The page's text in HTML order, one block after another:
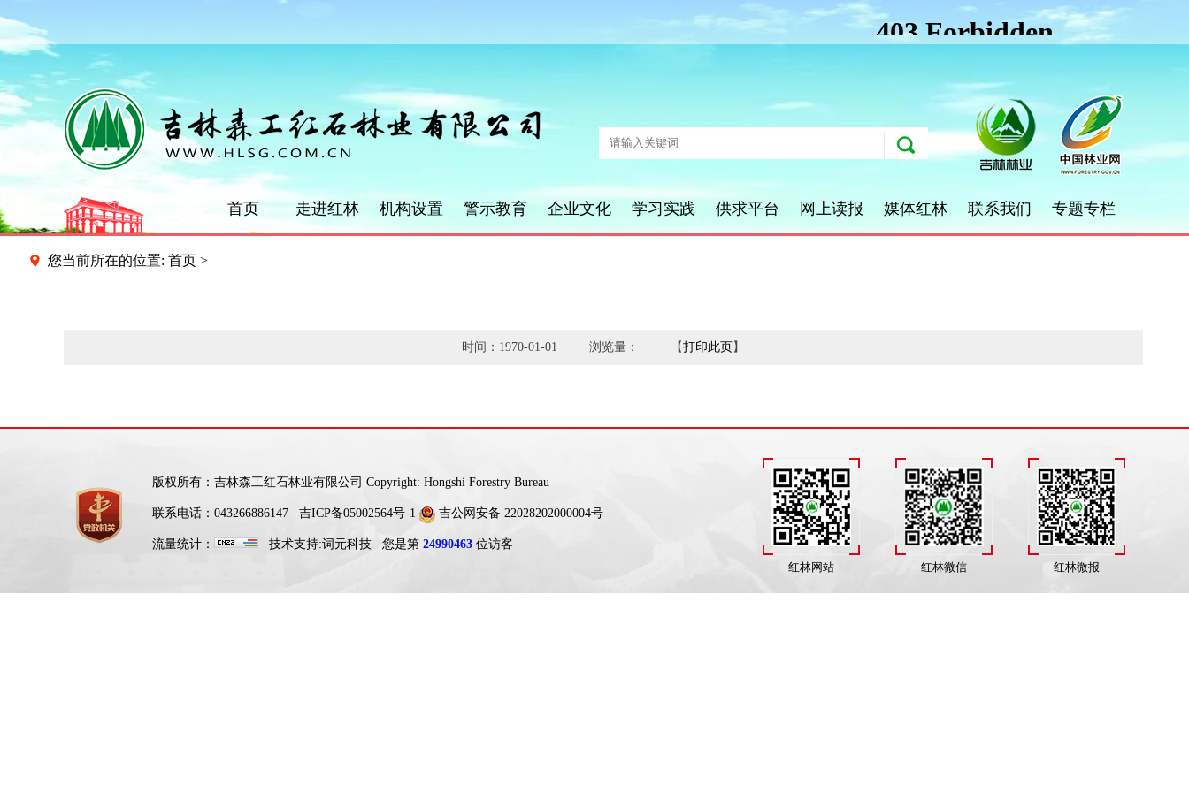
首页 走进红林 机构设置 警示教育 企业文化 学习实践 供求平台 网上读报 媒体红林 联系我们 专题专栏
您当前所在的位置: 首页 >
时间：1970-01-01 浏览量： 【打印此页 】
版权所有：吉林森工红石林业有限公司 Copyright: Hongshi Forestry Bureau
联系电话：043266886147 吉ICP备05002564号-1 吉公网安备 22028202000004号
流量统计： 技术支持:词元科技 您是第 24990463 位访客
红林网站
红林微信 红林微报